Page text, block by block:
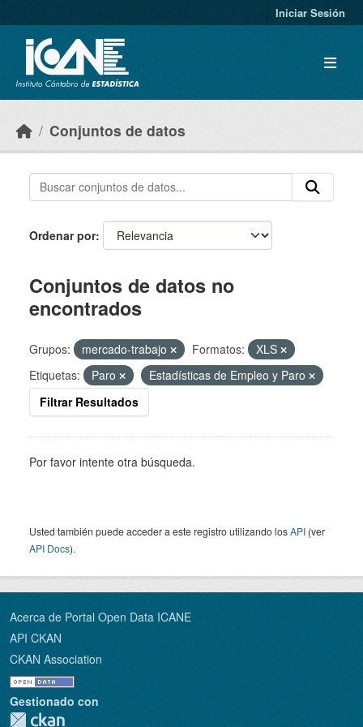
Iniciar Sesión
Conjuntos de datos
Ordenar por
Conjuntos de datos no
encontrados
Grupos: mercado-trabajo Formatos:
XLS
Etiquetas:
Paro
Estadísticas de Empleo y Paro
Filtrar Resultados
Por favor intente otra búsqueda.
Usted también puede acceder a este registro utilizando losAPI (ver
API Docs).
Acerca de Portal Open Data ICANE
API CKAN
CKAN Association
Gestionado con